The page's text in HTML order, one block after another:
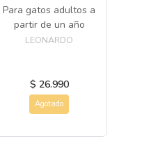
Para gatos adultos a
partir de un año
LEONARDO
$ 26.990
Agotado